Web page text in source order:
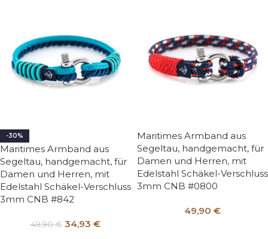
-30%
Maritimes Armband aus
Segeltau, handgemacht, für
Damen und Herren, mit
Edelstahl Schäkel-Verschluss
3mm CNB #842
49,90€ 34,93 €
Maritimes Armband aus
Segeltau, handgemacht, für
Damen und Herren, mit
Edelstahl Schäkel-Verschluss
3mm CNB #0800
49,90 €